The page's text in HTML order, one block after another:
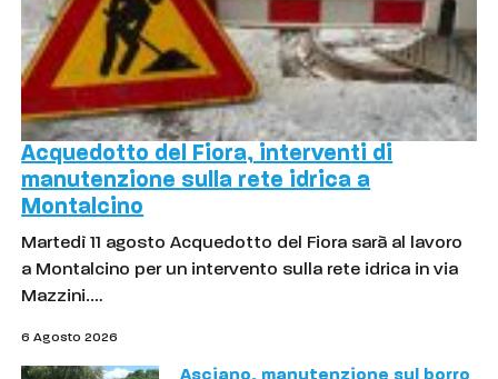
Acquedotto del Fiora, interventi di
manutenzione sulla rete idrica a
Montalcino
Martedì 11 agosto Acquedotto del Fiora sarà al lavoro
a Montalcino per un intervento sulla rete idrica in via
Mazzini.…
6 Agosto 2026
Asciano, manutenzione sul borro